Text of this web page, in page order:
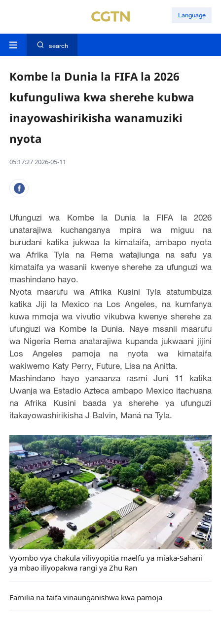
Language
search
Kombe la Dunia la FIFA la 2026
kufunguliwa kwa sherehe kubwa
inayowashirikisha wanamuziki
nyota
05:17:27 2026-05-11
Ufunguzi wa Kombe la Dunia la FIFA la 2026
unatarajiwa kuchanganya mpira wa miguu na
burudani katika jukwaa la kimataifa, ambapo nyota
wa Afrika Tyla na Rema watajiunga na safu ya
kimataifa ya wasanii kwenye sherehe za ufunguzi wa
mashindano hayo.
Nyota maarufu wa Afrika Kusini Tyla atatumbuiza
katika Jiji la Mexico na Los Angeles, na kumfanya
kuwa mmoja wa vivutio vikubwa kwenye sherehe za
ufunguzi wa Kombe la Dunia. Naye msanii maarufu
wa Nigeria Rema anatarajiwa kupanda jukwaani jijini
Los Angeles pamoja na nyota wa kimataifa
wakiwemo Katy Perry, Future, Lisa na Anitta.
Mashindano hayo yanaanza rasmi Juni 11 katika
Uwanja wa Estadio Azteca ambapo Mexico itachuana
na Afrika Kusini baada ya sherehe ya ufunguzi
itakayowashirikisha J Balvin, Maná na Tyla.
Vyombo vya chakula vilivyopitia maelfu ya miaka-Sahani
ya mbao iliyopakwa rangi ya Zhu Ran
Familia na taifa vinaunganishwa kwa pamoja